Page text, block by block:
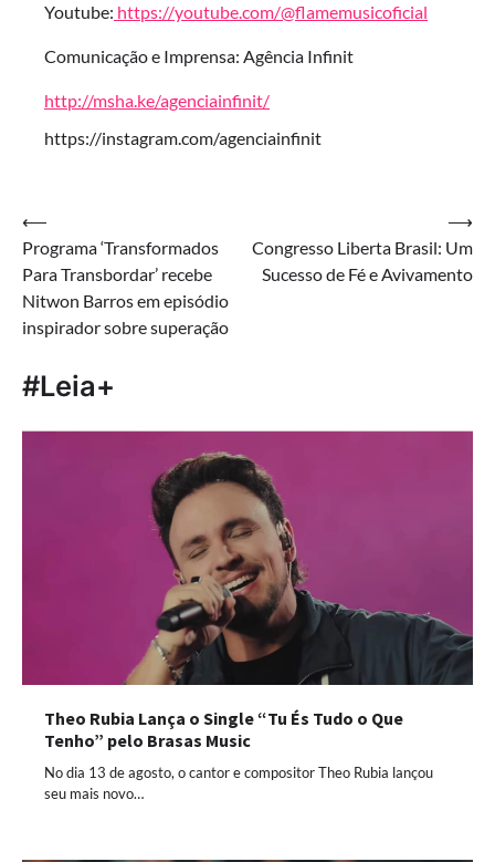
Youtube: https://youtube.com/@flamemusicoficial
Comunicação e Imprensa: Agência Infinit
http://msha.ke/agenciainfinit/
https://instagram.com/agenciainfinit
Navegação
de
Post
⟵
Programa ‘Transformados
Para Transbordar’ recebe
Nitwon Barros em episódio
inspirador sobre superação
Congresso Liberta Brasil: Um
Sucesso de Fé e Avivamento
⟶
#Leia+
Theo Rubia Lança o Single “Tu És Tudo o Que
Tenho” pelo Brasas Music
No dia 13 de agosto, o cantor e compositor Theo Rubia lançou
seu mais novo…